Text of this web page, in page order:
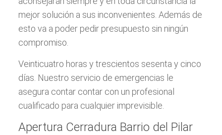
mejor solución a sus inconvenientes. Además de
esto va a poder pedir presupuesto sin ningún
compromiso.
Veinticuatro horas y trescientos sesenta y cinco
días. Nuestro servicio de emergencias le
asegura contar contar con un profesional
cualificado para cualquier imprevisible.
Apertura Cerradura Barrio del Pilar